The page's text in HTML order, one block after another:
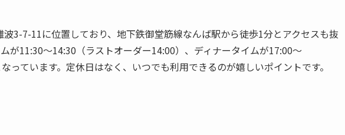
3-7-11に位置しており、地下鉄御堂筋線なんば駅から徒歩1分とアクセスも抜
が11:30〜14:30（ラストオーダー14:00）、ディナータイムが17:00〜
っています。定休日はなく、いつでも利用できるのが嬉しいポイントです。